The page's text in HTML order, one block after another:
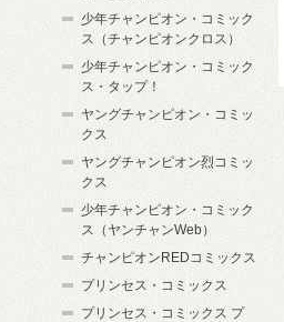
少年チャンピオン・コミック
ス（チャンピオンクロス）
少年チャンピオン・コミック
ス・タップ！
ヤングチャンピオン・コミッ
クス
ヤングチャンピオン烈コミッ
クス
少年チャンピオン・コミック
ス（ヤンチャンWeb）
チャンピオンREDコミックス
プリンセス・コミックス
プリンセス・コミックス プ